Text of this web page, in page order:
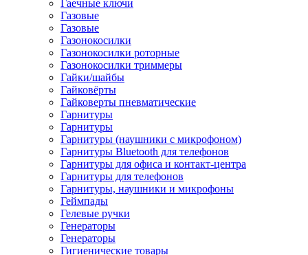
Гаечные ключи
Газовые
Газовые
Газонокосилки
Газонокосилки роторные
Газонокосилки триммеры
Гайки/шайбы
Гайковёрты
Гайковерты пневматические
Гарнитуры
Гарнитуры
Гарнитуры (наушники с микрофоном)
Гарнитуры Bluetooth для телефонов
Гарнитуры для офиса и контакт-центра
Гарнитуры для телефонов
Гарнитуры, наушники и микрофоны
Геймпады
Гелевые ручки
Генераторы
Генераторы
Гигиенические товары